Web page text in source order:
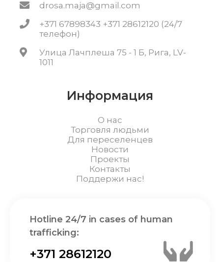
drosa.maja@gmail.com
+371 67898343 +371 28612120 (24/7
телефон)
Улица Лачплеша 75 - 1 Б, Рига, LV-
1011
Информация
О нас
Торговля людьми
Для переселенцев
Новости
Проекты
Контакты
Поддержи нас!
Hotline 24/7 in cases of human
trafficking:
+371 28612120